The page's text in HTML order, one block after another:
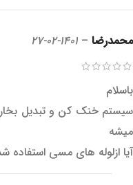
محمدرضا –
1401-02-27
باسلام
سیستم خنک کن و تبدیل
میشه
آیا ازلوله های مسی استفاده